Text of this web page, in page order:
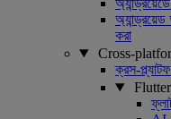
করা
Cross-
ক্রস-
Flutter